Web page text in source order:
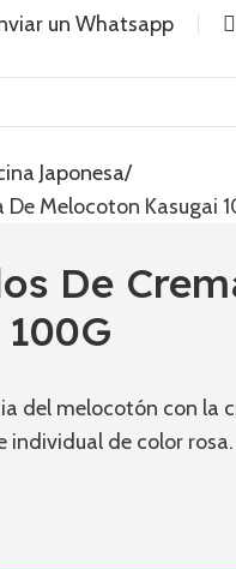
un Whatsapp
Japonesa
De Melocoton Kasugai
De
del melocotón con la
individual de color rosa.